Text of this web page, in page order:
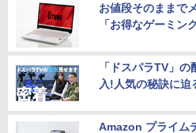
お値段そのままで
「お得なゲーミン
「ドスパラTV」
入!人気の秘訣に迫
Amazon プライム